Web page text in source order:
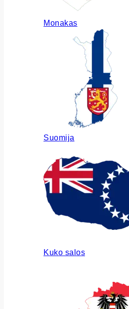
Monakas
Suomija
Kuko salos